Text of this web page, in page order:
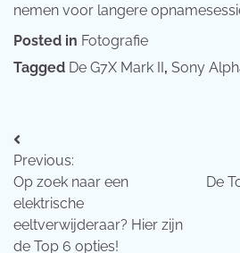
nemen voor langere
Posted in Fotografie
Tagged De G7X Mark II, Sony
Bericht
navigatie
Previous:
Op zoek naar een
elektrische
eeltverwijderaar? Hier zijn
de Top 6 opties!
De